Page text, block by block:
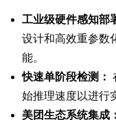
工业级硬件感知部
设计和高效重参数
能。
快速单阶段检测：
始推理速度以进行
美团生态系统集成：